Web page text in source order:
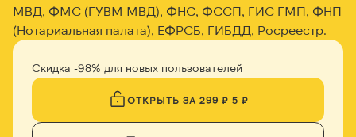
МВД, ФМС (ГУВМ МВД), ФНС, ФССП, ГИС ГМП, ФНП
(Нотариальная палата), ЕФРСБ, ГИБДД, Росреестр.
Скидка -98% для новых пользователей
ОТКРЫТЬ ЗА299 ₽5 ₽